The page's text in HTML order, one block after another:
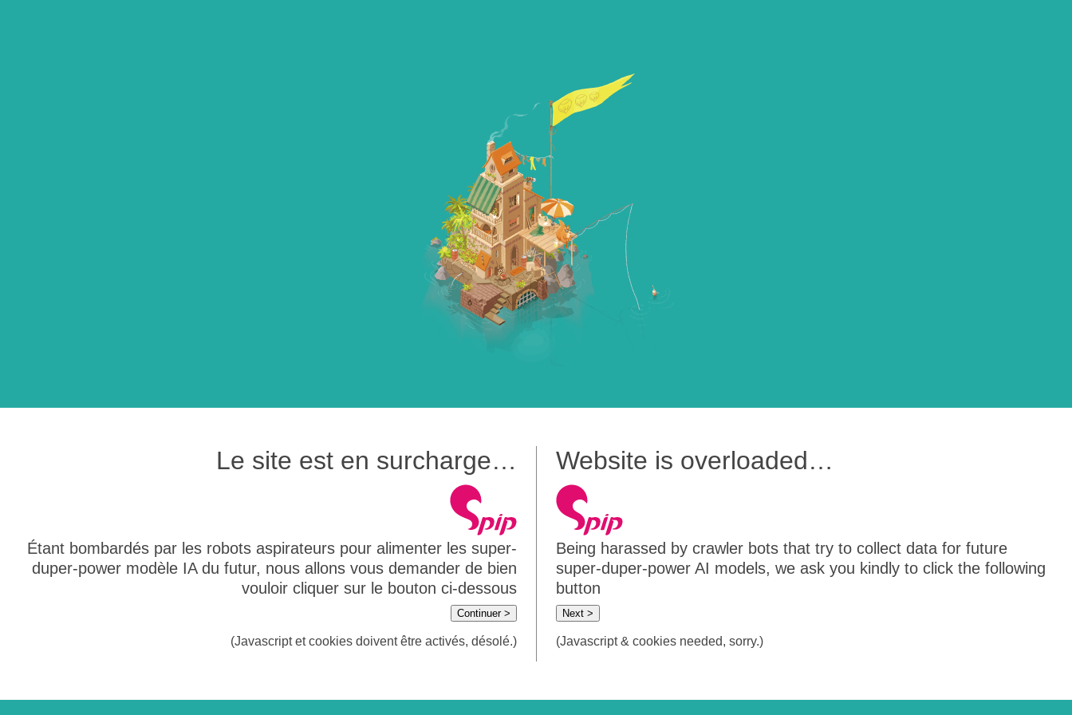
Le site est en surcharge…
Étant bombardés par les robots aspirateurs pour alimenter les super-
duper-power modèle IA du futur, nous allons vous demander de bien
vouloir cliquer sur le bouton ci-dessous
Continuer >
(Javascript et cookies doivent être activés, désolé.)
Website is overloaded…
Being harassed by crawler bots that try to collect data for future
super-duper-power AI models, we ask you kindly to click the following
button
Next >
(Javascript & cookies needed, sorry.)